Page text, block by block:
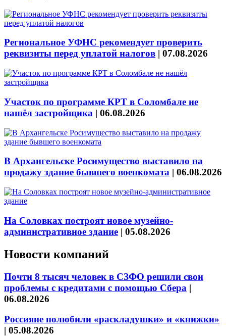
Региональное УФНС рекомендует проверить
реквизиты перед уплатой налогов | 07.08.2026
Участок по программе КРТ в Соломбале не
нашёл застройщика | 06.08.2026
В Архангельске Росимущество выставило на
продажу здание бывшего военкомата | 06.08.2026
На Соловках построят новое музейно-
административное здание | 05.08.2026
Новости компаний
Почти 8 тысяч человек в СЗФО решили свои
проблемы с кредитами с помощью Сбера |
06.08.2026
Россияне полюбили «раскладушки» и «книжки»
| 05.08.2026